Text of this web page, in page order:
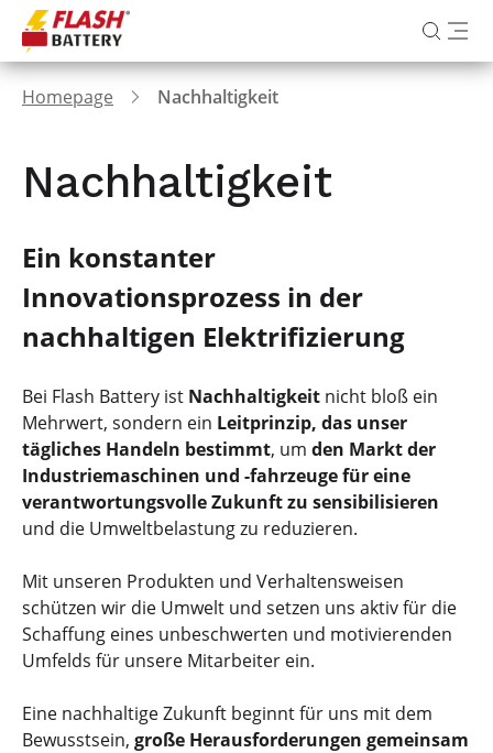
Homepage Nachhaltigkeit
Nachhaltigkeit
Ein konstanter
Innovationsprozess in der
nachhaltigen Elektrifizierung
Bei Flash Battery ist Nachhaltigkeit nicht bloß ein
Mehrwert, sondern ein Leitprinzip, das unser
tägliches Handeln bestimmt, um den Markt der
Industriemaschinen und -fahrzeuge für eine
verantwortungsvolle Zukunft zu sensibilisieren
und die Umweltbelastung zu reduzieren.
Mit unseren Produkten und Verhaltensweisen
schützen wir die Umwelt und setzen uns aktiv für die
Schaffung eines unbeschwerten und motivierenden
Umfelds für unsere Mitarbeiter ein.
Eine nachhaltige Zukunft beginnt für uns mit dem
Bewusstsein, große Herausforderungen gemeinsam